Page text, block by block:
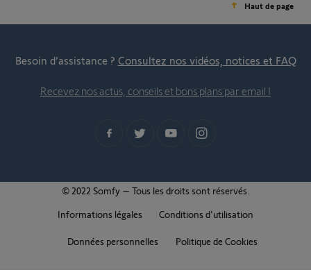
Haut de page
Besoin d’assistance ? Consultez nos vidéos, notices et FAQ
Recevez nos actus, conseils et bons plans par email !
© 2022 Somfy – Tous les droits sont réservés.
Informations légales
Conditions d'utilisation
Données personnelles Politique de Cookies